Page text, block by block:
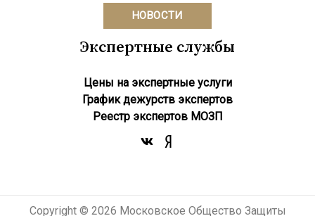
НОВОСТИ
Экспертные службы
Цены на экспертные услуги
График дежурств экспертов
Реестр экcпертов МОЗП
Copyright © 2026 Московское Общество Защиты